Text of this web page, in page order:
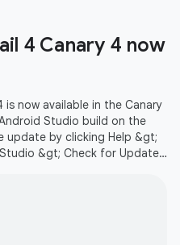
4 Canary 4 now
now available in the Canary
Studio build on the
update by clicking Help &gt;
&gt; Check for Updates